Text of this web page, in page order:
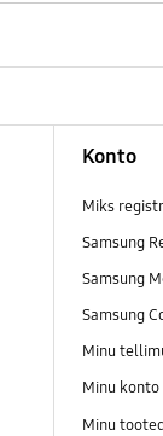
Konto
Miks
Samsung
Samsung
Samsung
Minu
Minu konto
Minu